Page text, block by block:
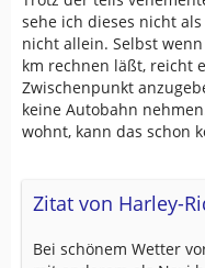
sehe ich dieses nicht
nicht allein. Selbst
km rechnen läßt, reicht
Zwischenpunkt
keine Autobahn
wohnt, kann das schon
Zitat von Harley-
Bei schönem Wetter